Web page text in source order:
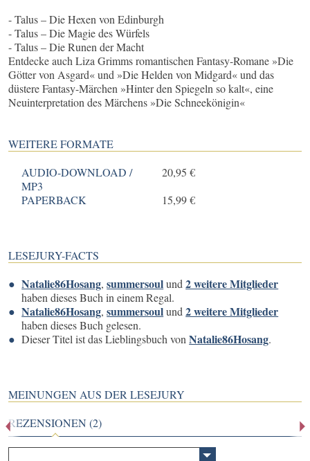
- Talus – Die Hexen von Edinburgh
- Talus – Die Magie des Würfels
- Talus – Die Runen der Macht
Entdecke auch Liza Grimms romantischen Fantasy-Romane »Die
Götter von Asgard« und »Die Helden von Midgard« und das
düstere Fantasy-Märchen »Hinter den Spiegeln so kalt«, eine
Neuinterpretation des Märchens »Die Schneekönigin«
WEITERE FORMATE
AUDIO-DOWNLOAD /
MP3
20,95 €
PAPERBACK
15,99 €
LESEJURY-FACTS
Natalie86Hosang,summersoulund2 weitere Mitglieder
haben dieses Buch in einem Regal.
Natalie86Hosang,summersoulund2 weitere Mitglieder
haben dieses Buch gelesen.
Dieser Titel ist das Lieblingsbuch vonNatalie86Hosang.
MEINUNGEN AUS DER LESEJURY
REZENSIONEN (2)